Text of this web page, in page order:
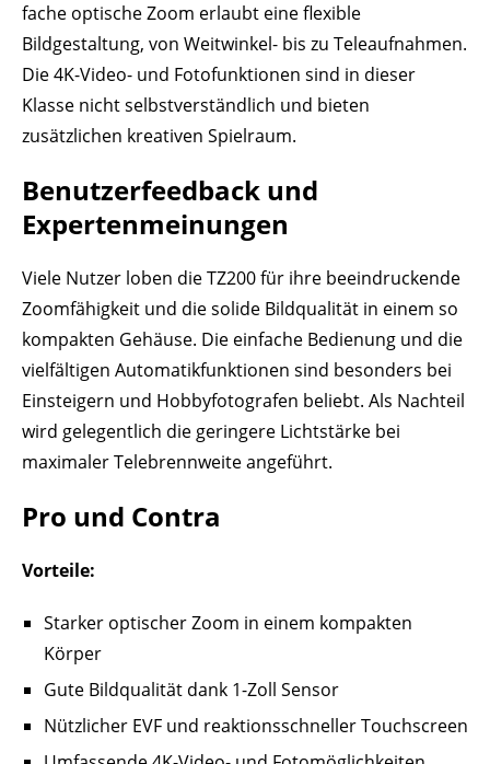
fache optische Zoom erlaubt eine flexible
Bildgestaltung, von Weitwinkel- bis zu Teleaufnahmen.
Die 4K-Video- und Fotofunktionen sind in dieser
Klasse nicht selbstverständlich und bieten
zusätzlichen kreativen Spielraum.
Benutzerfeedback und
Expertenmeinungen
Viele Nutzer loben die TZ200 für ihre beeindruckende
Zoomfähigkeit und die solide Bildqualität in einem so
kompakten Gehäuse. Die einfache Bedienung und die
vielfältigen Automatikfunktionen sind besonders bei
Einsteigern und Hobbyfotografen beliebt. Als Nachteil
wird gelegentlich die geringere Lichtstärke bei
maximaler Telebrennweite angeführt.
Pro und Contra
Vorteile:
Starker optischer Zoom in einem kompakten
Körper
Gute Bildqualität dank 1-Zoll Sensor
Nützlicher EVF und reaktionsschneller Touchscreen